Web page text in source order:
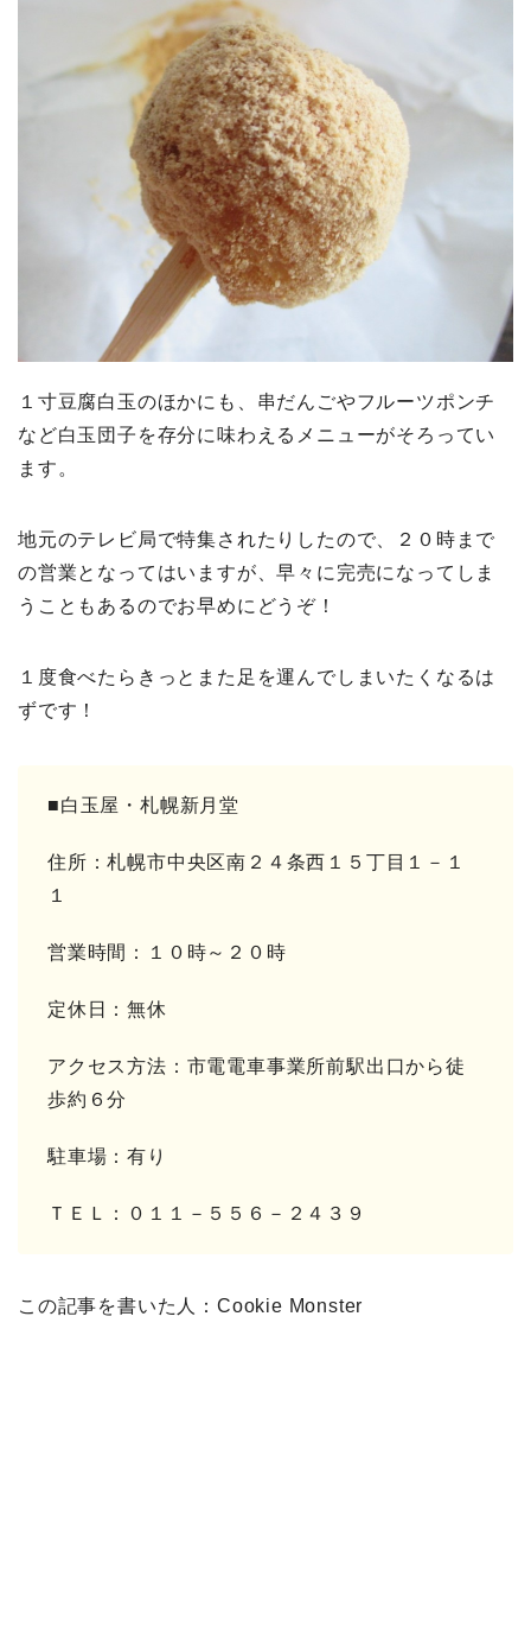
１寸豆腐白玉のほかにも、串だんごやフルーツポンチ
など白玉団子を存分に味わえるメニューがそろってい
ます。
地元のテレビ局で特集されたりしたので、２０時まで
の営業となってはいますが、早々に完売になってしま
うこともあるのでお早めにどうぞ！
１度食べたらきっとまた足を運んでしまいたくなるは
ずです！
■白玉屋・札幌新月堂
住所：札幌市中央区南２４条西１５丁目１－１
１
営業時間：１０時～２０時
定休日：無休
アクセス方法：市電電車事業所前駅出口から徒
歩約６分
駐車場：有り
ＴＥＬ：０１１－５５６－２４３９
この記事を書いた人：Cookie Monster